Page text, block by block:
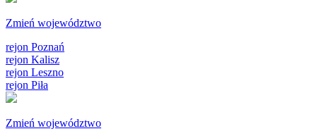
Zmień województwo
rejon Poznań
rejon Kalisz
rejon Leszno
rejon Piła
Zmień województwo